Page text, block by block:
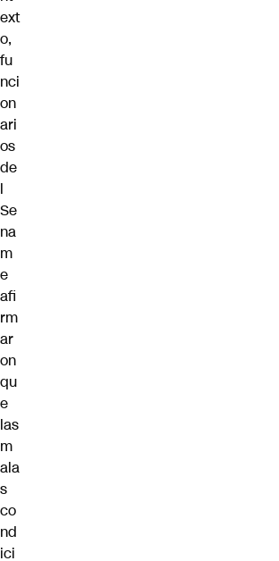
ext
o,
fu
nci
on
ari
os
de
l
Se
na
m
e
afi
rm
ar
on
qu
e
las
m
ala
s
co
nd
ici